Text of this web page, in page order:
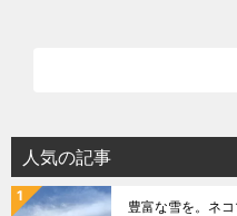
人気の記事
豊富な雪を。ネ